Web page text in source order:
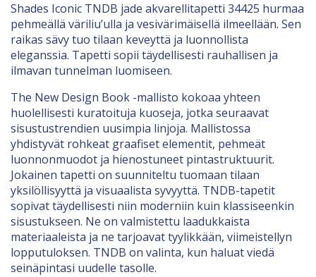
Shades Iconic TNDB jade akvarellitapetti 34425 hurmaa
pehmeällä väriliu’ulla ja vesivärimäisellä ilmeellään. Sen
raikas sävy tuo tilaan keveyttä ja luonnollista
eleganssia. Tapetti sopii täydellisesti rauhallisen ja
ilmavan tunnelman luomiseen.
The New Design Book -mallisto kokoaa yhteen
huolellisesti kuratoituja kuoseja, jotka seuraavat
sisustustrendien uusimpia linjoja. Mallistossa
yhdistyvät rohkeat graafiset elementit, pehmeät
luonnonmuodot ja hienostuneet pintastruktuurit.
Jokainen tapetti on suunniteltu tuomaan tilaan
yksilöllisyyttä ja visuaalista syvyyttä. TNDB-tapetit
sopivat täydellisesti niin moderniin kuin klassiseenkin
sisustukseen. Ne on valmistettu laadukkaista
materiaaleista ja ne tarjoavat tyylikkään, viimeistellyn
lopputuloksen. TNDB on valinta, kun haluat viedä
seinäpintasi uudelle tasolle.